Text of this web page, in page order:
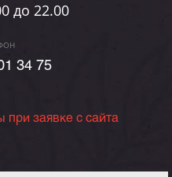
до 22.00
34 75
при заявке с сайта